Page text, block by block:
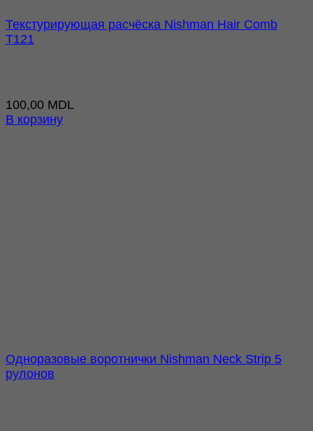
Текстурирующая расчёска Nishman Hair Comb
T121
100,00 MDL
В корзину
Одноразовые воротнички Nishman Neck Strip 5
рулонов